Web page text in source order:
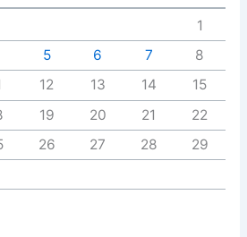
1
5 6 7
8
12 13 14
15
19 20 21
22
26 27 28
29